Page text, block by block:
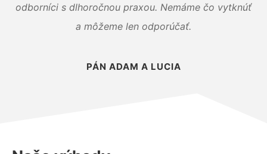
odborníci s dlhoročnou praxou. Nemáme čo vytknúť
a môžeme len odporúčať.
PÁN ADAM A LUCIA